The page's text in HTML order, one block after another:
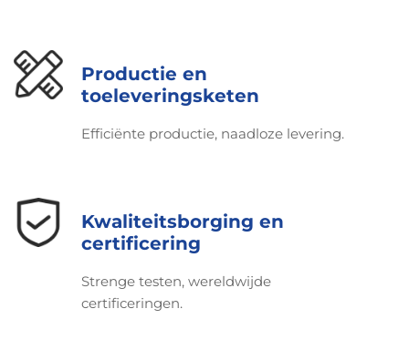
Productie en
toeleveringsketen
Efficiënte productie, naadloze levering.
Kwaliteitsborging en
certificering
Strenge testen, wereldwijde
certificeringen.